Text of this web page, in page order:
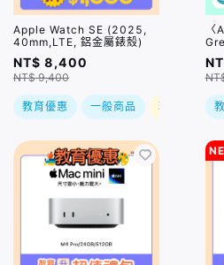
Apple Watch SE (2025,
40mm,LTE, 鋁金屬錶殼)
NT$ 8,400
NT$ 9,400
教育優惠 一般商品 現折
文